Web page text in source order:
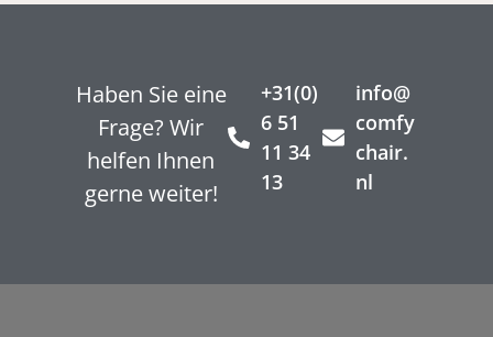
Haben Sie eine
Frage? Wir
helfen Ihnen
gerne weiter!
+31(0)
6 51
11 34
13
info@
comfy
chair.
nl